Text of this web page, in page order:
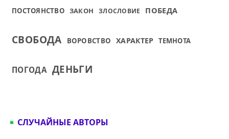
ПОСТОЯНСТВО ЗАКОН ЗЛОСЛОВИЕ ПОБЕДА
СВОБОДА ВОРОВСТВО ХАРАКТЕР ТЕМНОТА
ПОГОДА ДЕНЬГИ
СЛУЧАЙНЫЕ АВТОРЫ